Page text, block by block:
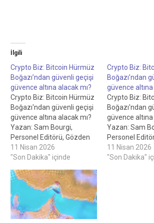
İlgili
Crypto Biz: Bitcoin Hürmüz
Boğazı’ndan güvenli geçişi
güvence altına alacak mı?
Crypto Biz: Bitcoin Hürmüz
Boğazı'ndan güvenli geçişi
güvence altına alacak mı?
Yazan: Sam Bourgi,
Personel Editörü, Gözden
geçiren: Robert Lakin,
Personel EditörüCrypto Biz:
Boğazı'ndan güvenli geçişi
güvence altına alacak mı?
17 saat önceİran, petrol
tankerlerinin Hürmüz
Boğazı üzerinden BTC
11 Nisan 2026
"Son Dakika" içinde
Crypto Biz:
Boğazı’ndan
güvence altına
Crypto Biz:
Boğazı'ndan
güvence altına
Yazan: Sam
Personel
geçiren: Robert
Personel
11 Nisan 2026
"Son Dakika"